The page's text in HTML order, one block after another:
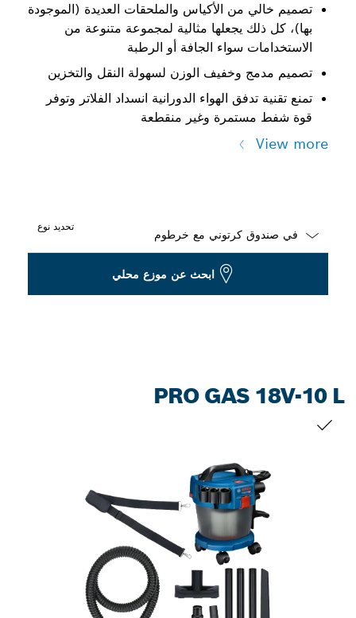
تصميم خالي من الأكياس والملحقات العديدة (الموجودة
بها)، كل ذلك يجعلها مثالية لمجموعة متنوعة من
الاستخدامات سواء الجافة أو الرطبة
تصميم مدمج وخفيف الوزن لسهولة النقل والتخزين
تمنع تقنية تدفق الهواء الدورانية انسداد الفلاتر وتوفر
قوة شفط مستمرة وغير منقطعة
View more
تحديد نوع
ابحث عن موزع محلي
PRO GAS 18V-10 L